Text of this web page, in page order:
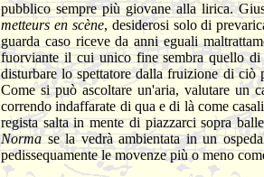
pubblico sempre più giovane alla lirica.
metteurs en scène, desiderosi solo di
guarda caso riceve da anni eguali
fuorviante il cui unico fine sembra quello
disturbare lo spettatore dalla fruizione di ciò
Come si può ascoltare un'aria, valutare un
correndo indaffarate di qua e di là come
regista salta in mente di piazzarci sopra
Normase la vedrà ambientata in un
pedissequamente le movenze più o meno